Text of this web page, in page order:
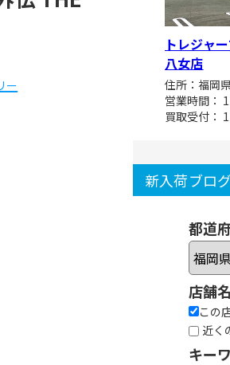
ー
トレジャ
八女店
住所：福岡
営業時間：
買取受付：
新入荷ブロ
都道
店舗
この
近く
キー